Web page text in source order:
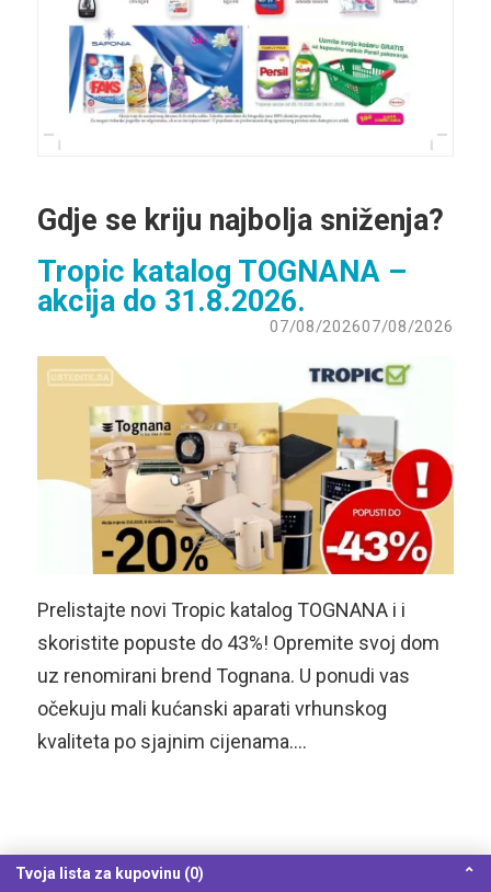
Gdje se kriju najbolja sniženja?
Tropic katalog TOGNANA –
akcija do 31.8.2026.
07/08/202607/08/2026
Prelistajte novi Tropic katalog TOGNANA i i
skoristite popuste do 43%! Opremite svoj dom
uz renomirani brend Tognana. U ponudi vas
očekuju mali kućanski aparati vrhunskog
kvaliteta po sjajnim cijenama….
Tvoja lista za kupovinu (0) ⌃